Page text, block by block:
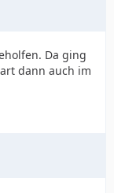
Da ging
dann auch im